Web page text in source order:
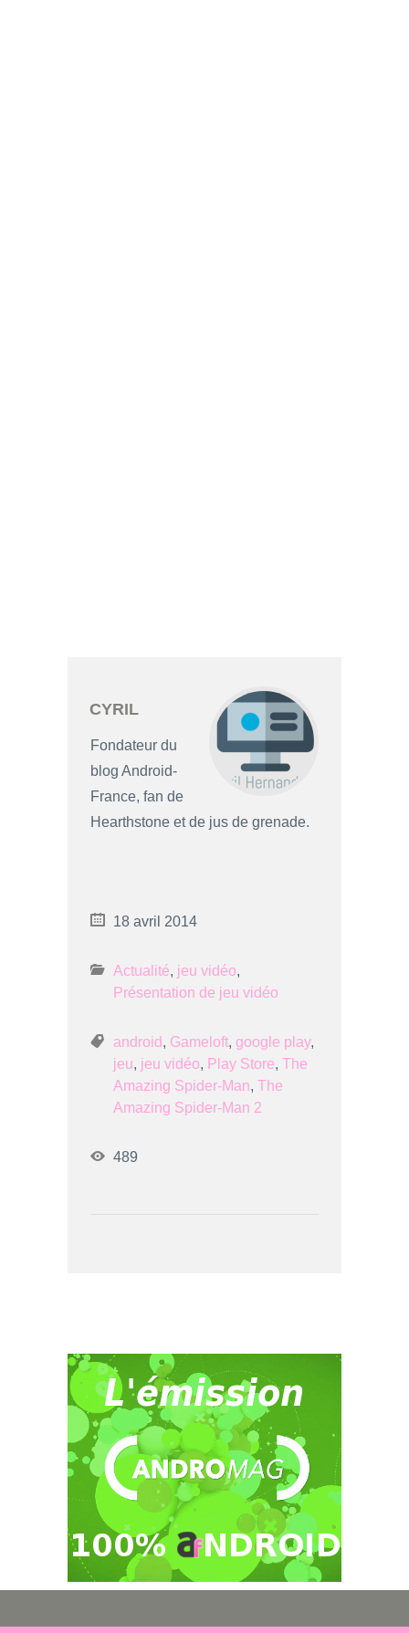
CYRIL
Fondateur du
blog Android-
France, fan de
Hearthstone et de jus de grenade.
18 avril 2014
Actualité, jeu vidéo,
Présentation de jeu vidéo
android, Gameloft, google play,
jeu, jeu vidéo, Play Store, The
Amazing Spider-Man, The
Amazing Spider-Man 2
489